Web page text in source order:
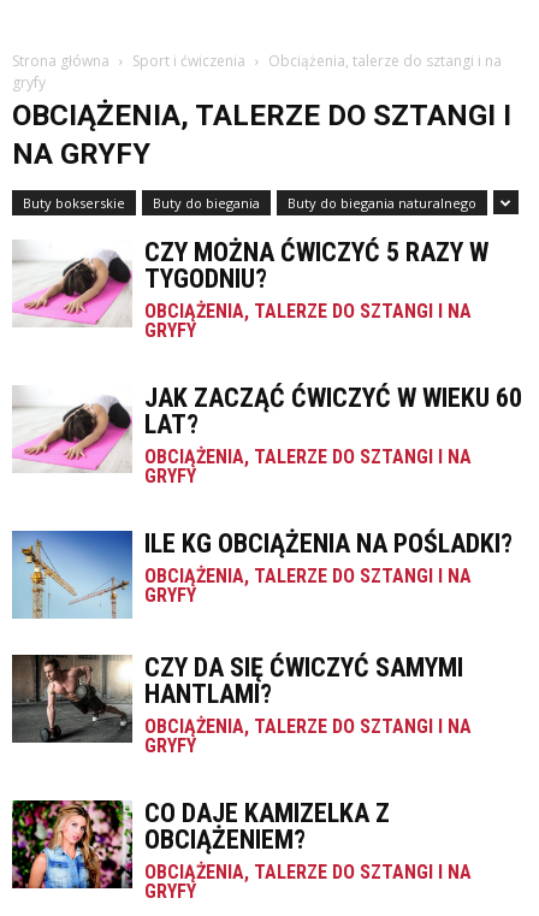
Strona główna Sport i ćwiczenia
Obciążenia, talerze do sztangi i na
gryfy
OBCIĄŻENIA, TALERZE DO SZTANGI I
NA GRYFY
Buty bokserskie Buty do biegania Buty do biegania naturalnego
CZY MOŻNA ĆWICZYĆ 5 RAZY W
TYGODNIU?
OBCIĄŻENIA, TALERZE DO SZTANGI I NA
GRYFY
JAK ZACZĄĆ ĆWICZYĆ W WIEKU 60
LAT?
OBCIĄŻENIA, TALERZE DO SZTANGI I NA
GRYFY
ILE KG OBCIĄŻENIA NA POŚLADKI?
OBCIĄŻENIA, TALERZE DO SZTANGI I NA
GRYFY
CZY DA SIĘ ĆWICZYĆ SAMYMI
HANTLAMI?
OBCIĄŻENIA, TALERZE DO SZTANGI I NA
GRYFY
CO DAJE KAMIZELKA Z
OBCIĄŻENIEM?
OBCIĄŻENIA, TALERZE DO SZTANGI I NA
GRYFY